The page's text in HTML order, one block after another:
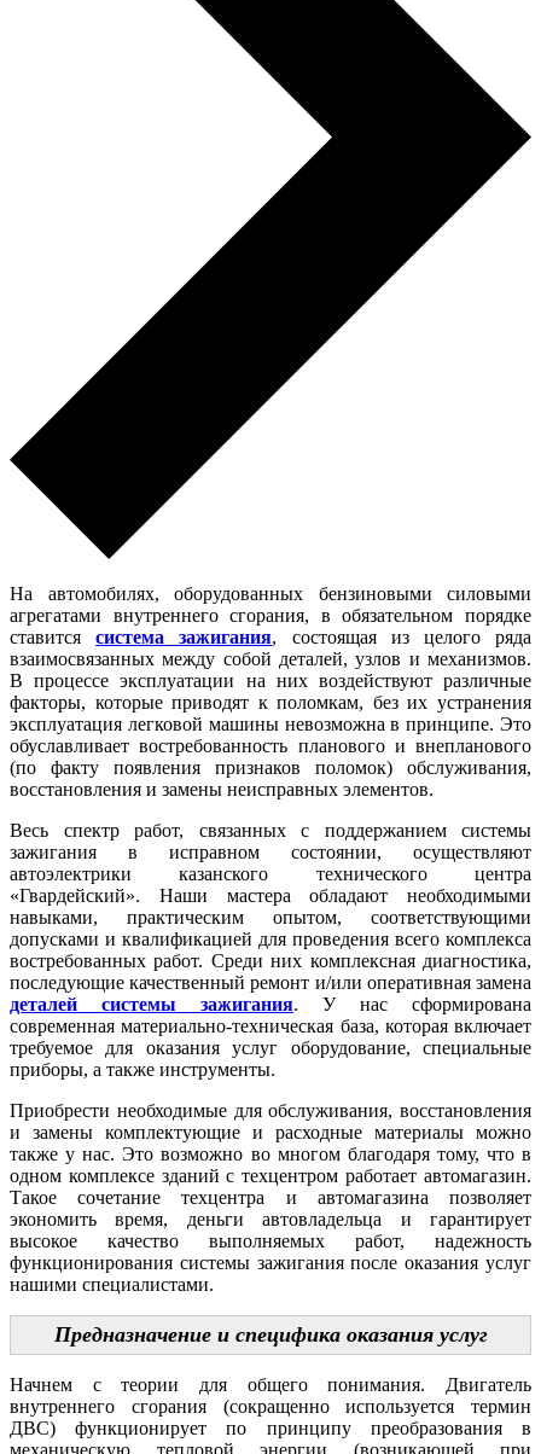
На автомобилях, оборудованных бензиновыми силовыми
агрегатами внутреннего сгорания, в обязательном порядке
ставитсясистема зажигания, состоящая из целого ряда
взаимосвязанных между собой деталей, узлов и механизмов.
В процессе эксплуатации на них воздействуют различные
факторы, которые приводят к поломкам, без их устранения
эксплуатация легковой машины невозможна в принципе. Это
обуславливает востребованность планового и внепланового
(по факту появления признаков поломок) обслуживания,
восстановления и замены неисправных элементов.
Весь спектр работ, связанных с поддержанием системы
зажигания в исправном состоянии, осуществляют
автоэлектрики казанского технического центра
«Гвардейский». Наши мастера обладают необходимыми
навыками, практическим опытом, соответствующими
допусками и квалификацией для проведения всего комплекса
востребованных работ. Среди них комплексная диагностика,
последующие качественный ремонт и/или оперативная замена
деталей системы зажигания. У нас сформирована
современная материально-техническая база, которая включает
требуемое для оказания услуг оборудование, специальные
приборы, а также инструменты.
Приобрести необходимые для обслуживания, восстановления
и замены комплектующие и расходные материалы можно
также у нас. Это возможно во многом благодаря тому, что в
одном комплексе зданий с техцентром работает автомагазин.
Такое сочетание техцентра и автомагазина позволяет
экономить время, деньги автовладельца и гарантирует
высокое качество выполняемых работ, надежность
функционирования системы зажигания после оказания услуг
нашими специалистами.
Предназначение и специфика оказания услуг
Начнем с теории для общего понимания. Двигатель
внутреннего сгорания (сокращенно используется термин
ДВС) функционирует по принципу преобразования в